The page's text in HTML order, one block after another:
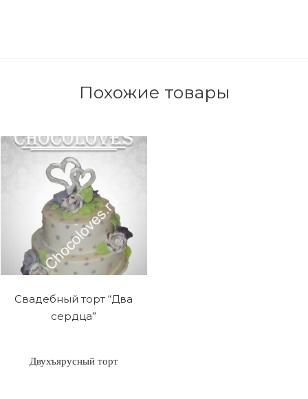
Похожие товары
Свадебный торт “Два
сердца”
Двухъярусный торт